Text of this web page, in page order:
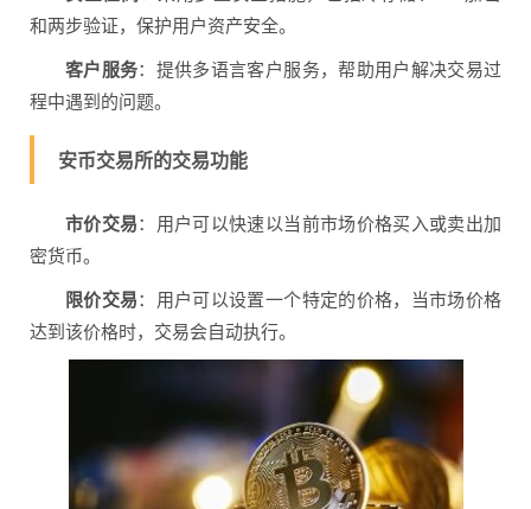
和两步验证，保护用户资产安全。
客户服务：提供多语言客户服务，帮助用户解决交易过
程中遇到的问题。
安币交易所的交易功能
市价交易：用户可以快速以当前市场价格买入或卖出加
密货币。
限价交易：用户可以设置一个特定的价格，当市场价格
达到该价格时，交易会自动执行。